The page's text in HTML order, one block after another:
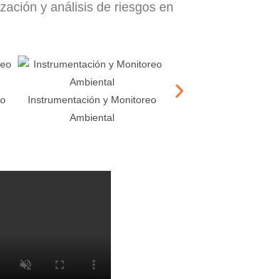
y análisis de riesgos en
Instrumentación y Monitoreo
Ambiental
Instrumentación y